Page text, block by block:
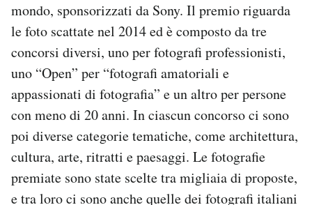
Regala il Post
Hai bisogno di aiuto?
Esci
mondo, sponsorizzati da Sony. Il premio riguarda
le foto scattate nel 2014 ed è composto da tre
concorsi diversi, uno per fotografi professionisti,
uno “Open” per “fotografi amatoriali e
appassionati di fotografia” e un altro per persone
con meno di 20 anni. In ciascun concorso ci sono
poi diverse categorie tematiche, come architettura,
cultura, arte, ritratti e paesaggi. Le fotografie
premiate sono state scelte tra migliaia di proposte,
e tra loro ci sono anche quelle dei fotografi italiani